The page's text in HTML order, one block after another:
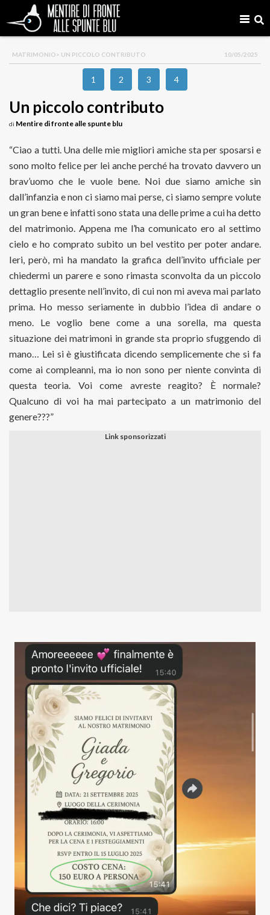
MATRIMONIO> UN PICCOLO CONTRIBUTO 10/05/2025
1 2 3 4
Un piccolo contributo
di Mentire di fronte alle spunte blu
“Ciao a tutti. Una delle mie migliori amiche sta per sposarsi e
sono molto felice per lei anche perché ha trovato davvero un
brav’uomo che le vuole bene. Noi due siamo amiche sin
dall’infanzia e non ci siamo mai perse, ci siamo sempre volute
un gran bene e infatti sono stata una delle prime a cui ha detto
del matrimonio. Appena me l’ha comunicato ero al settimo
cielo e ho comprato subito un bel vestito per poter andare.
Ieri, però, mi ha mandato la grafica dell’invito ufficiale per
chiedermi un parere e sono rimasta sconvolta da un piccolo
dettaglio presente nell’invito, di cui non mi aveva mai parlato
prima. Ho messo seriamente in dubbio l’idea di andare o
meno. Le voglio bene come a una sorella, ma questa
situazione dei matrimoni in grande sta proprio sfuggendo di
mano… Lei si è giustificata dicendo semplicemente che si fa
come ai compleanni, ma io non sono per niente convinta di
questa teoria. Voi come avreste reagito? È normale?
Qualcuno di voi ha mai partecipato a un matrimonio del
genere???”